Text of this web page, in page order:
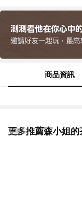
商品資訊
更多推薦森小姐的
看更多